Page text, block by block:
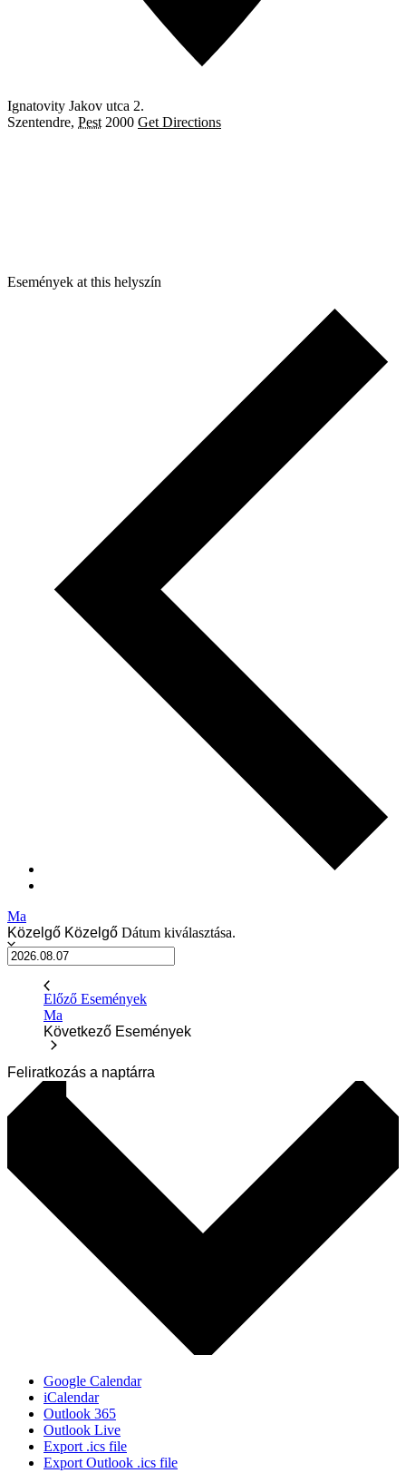
Ignatovity Jakov utca 2.
Szentendre, Pest 2000 Get Directions
Események at this helyszín
Ma
Közelgő Közelgő Dátum kiválasztása.
Előző Események
Ma
Következő Események
Feliratkozás a naptárra
Google Calendar
iCalendar
Outlook 365
Outlook Live
Export .ics file
Export Outlook .ics file